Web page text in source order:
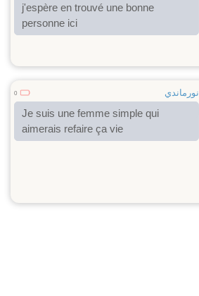
j'espère en trouvé une bonne
personne ici
نورماندي 0
Je suis une femme simple qui
aimerais refaire ça vie